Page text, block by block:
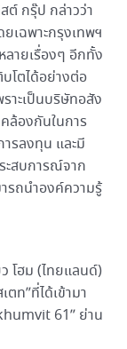
ต์ กรุ๊ป กล่าวว่า
เฉพาะกรุงเทพฯ
ลายเรื่องๆ อีกทั้ง
โตได้อย่างต่อ
าะเป็นบริษัทอสัง
ล้องกันในการ
รลงทุน และมี
ะสบการณ์จาก
รถนำองค์ความรู้
โฮม (ไทยแลนด์)
ท”ที่ได้เข้ามา
61” ย่าน